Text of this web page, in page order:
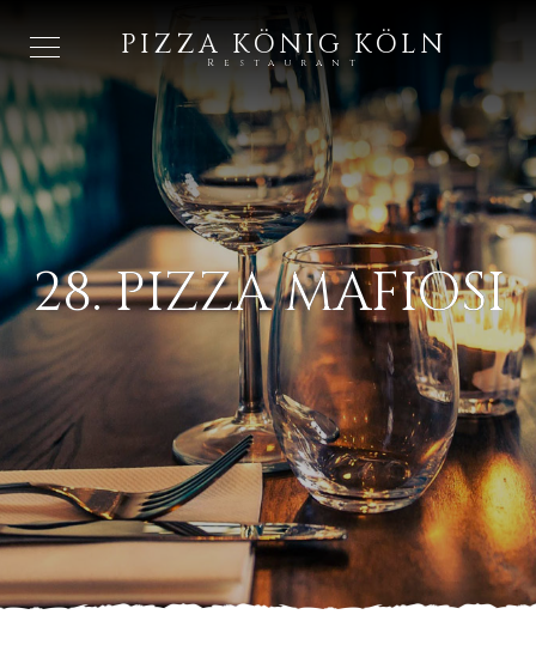
PIZZA KÖNIG KÖLN
Restaurant
28. PIZZA MAFIOSI